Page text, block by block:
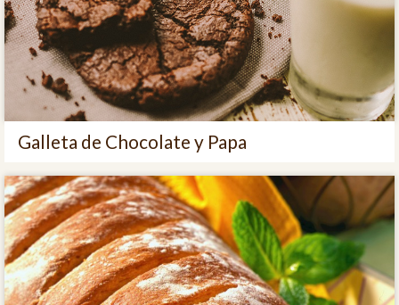
Galleta de Chocolate y Papa